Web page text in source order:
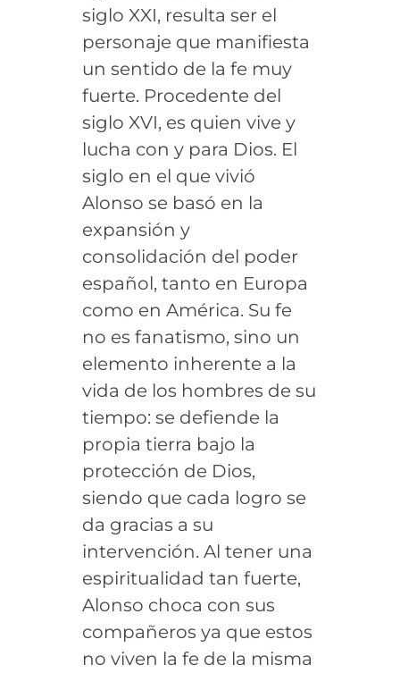
siglo XXI, resulta ser el
personaje que manifiesta
un sentido de la fe muy
fuerte. Procedente del
siglo XVI, es quien vive y
lucha con y para Dios. El
siglo en el que vivió
Alonso se basó en la
expansión y
consolidación del poder
español, tanto en Europa
como en América. Su fe
no es fanatismo, sino un
elemento inherente a la
vida de los hombres de su
tiempo: se defiende la
propia tierra bajo la
protección de Dios,
siendo que cada logro se
da gracias a su
intervención. Al tener una
espiritualidad tan fuerte,
Alonso choca con sus
compañeros ya que estos
no viven la fe de la misma